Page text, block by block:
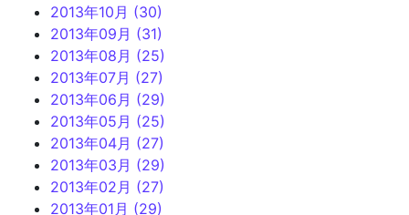
2013年10月 (30)
2013年09月 (31)
2013年08月 (25)
2013年07月 (27)
2013年06月 (29)
2013年05月 (25)
2013年04月 (27)
2013年03月 (29)
2013年02月 (27)
2013年01月 (29)